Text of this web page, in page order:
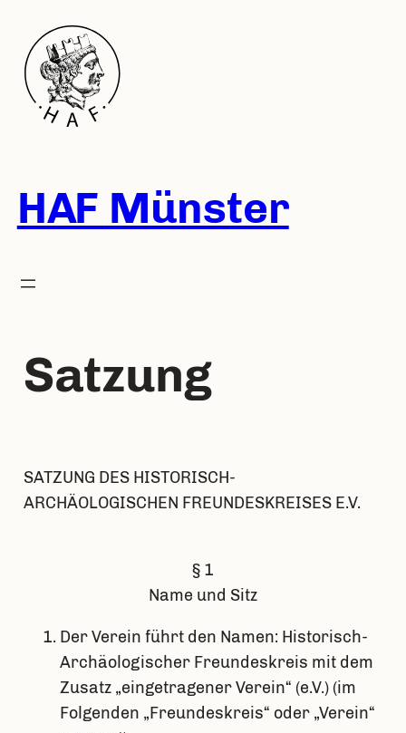
Inhalt
springen
HAF Münster
Satzung
SATZUNG DES HISTORISCH-
ARCHÄOLOGISCHEN FREUNDESKREISES E.V.
§ 1
Name und Sitz
Der Verein führt den Namen: Historisch-
Archäologischer Freundeskreis mit dem
Zusatz „eingetragener Verein“ (e.V.) (im
Folgenden „Freundeskreis“ oder „Verein“